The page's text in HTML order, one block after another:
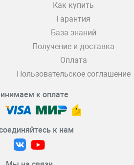
Как купить
Гарантия
База знаний
Получение и доставка
Оплата
Пользовательское соглашение
к оплате
к нам